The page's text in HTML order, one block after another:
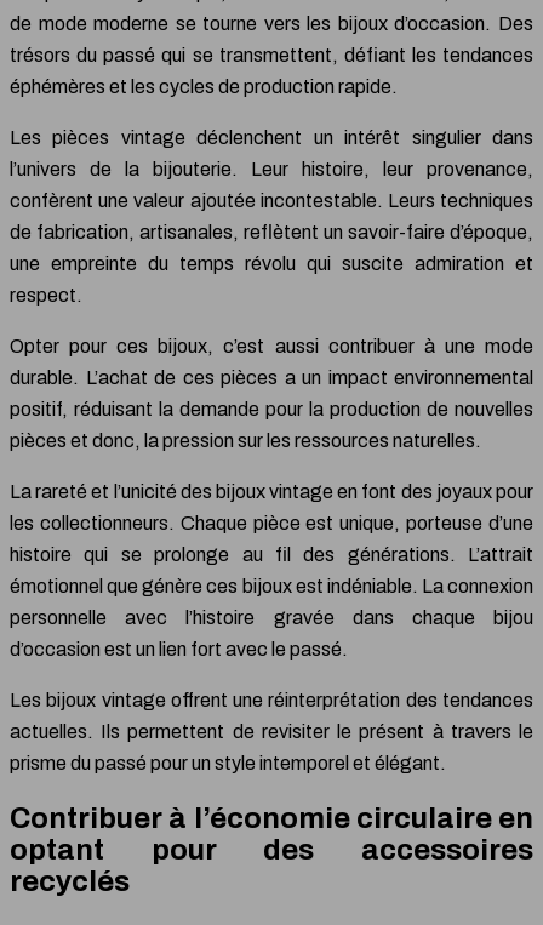
de mode moderne se tourne vers les bijoux d’occasion. Des
trésors du passé qui se transmettent, défiant les tendances
éphémères et les cycles de production rapide.
Les pièces vintage déclenchent un intérêt singulier dans
l’univers de la bijouterie. Leur histoire, leur provenance,
confèrent une valeur ajoutée incontestable. Leurs techniques
de fabrication, artisanales, reflètent un savoir-faire d’époque,
une empreinte du temps révolu qui suscite admiration et
respect.
Opter pour ces bijoux, c’est aussi contribuer à une mode
durable. L’achat de ces pièces a un impact environnemental
positif, réduisant la demande pour la production de nouvelles
pièces et donc, la pression sur les ressources naturelles.
La rareté et l’unicité des bijoux vintage en font des joyaux pour
les collectionneurs. Chaque pièce est unique, porteuse d’une
histoire qui se prolonge au fil des générations. L’attrait
émotionnel que génère ces bijoux est indéniable. La connexion
personnelle avec l’histoire gravée dans chaque bijou
d’occasion est un lien fort avec le passé.
Les bijoux vintage offrent une réinterprétation des tendances
actuelles. Ils permettent de revisiter le présent à travers le
prisme du passé pour un style intemporel et élégant.
Contribuer à l’économie circulaire en
optant pour des accessoires
recyclés